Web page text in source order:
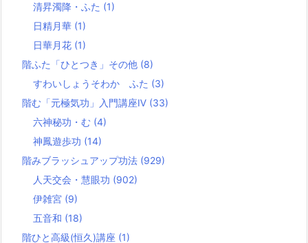
清昇濁降・ふた (1)
日精月華 (1)
日華月花 (1)
階ふた「ひとつき」その他 (8)
すわいしょうそわか ふた (3)
階む「元極気功」入門講座Ⅳ (33)
六神秘功・む (4)
神鳳遊歩功 (14)
階みブラッシュアップ功法 (929)
人天交会・慧眼功 (902)
伊雑宮 (9)
五音和 (18)
階ひと高級(恒久)講座 (1)